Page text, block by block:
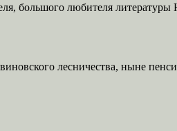
большого любителя
лесничества, ныне